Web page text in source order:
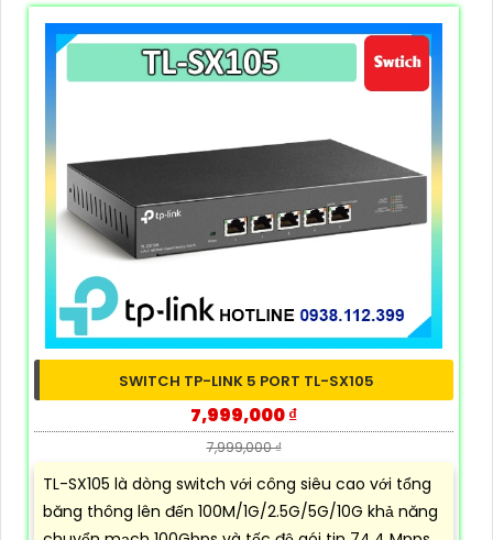
SWITCH TP-LINK 5 PORT TL-SX105
7,999,000 ₫
7,999,000 ₫
TL-SX105 là dòng switch với công siêu cao với tổng
băng thông lên đến 100M/1G/2.5G/5G/10G khả năng